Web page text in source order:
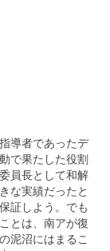
導者であったデ
で果たした役割
員長として和解
な実績だったと
証しよう。でも
とは、南アが復
泥沼にはまるこ